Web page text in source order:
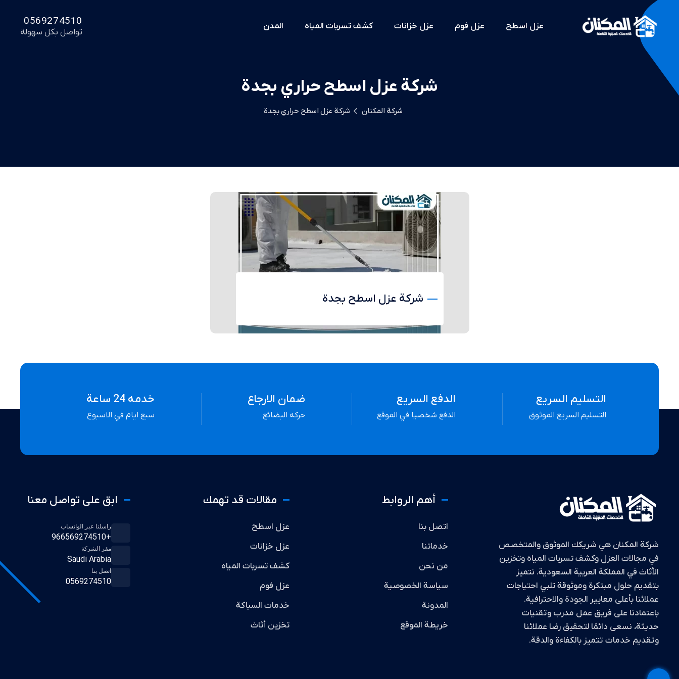
عزل اسطح عزل فوم عزل خزانات كشف تسربات المياه المدن 0569274510
تواصل بكل سهولة
شركة عزل اسطح حراري بجدة
شركة المكنان شركة عزل اسطح حراري بجدة
شركة عزل اسطح بجدة
التسليم السريع
التسليم السريع الموثوق
الدفع السريع
الدفع شخصيا في الموقع
ضمان الارجاع
حركه البضائع
خدمه 24 ساعة
سبع ايام في الاسبوع
شركة المكنان هي شريكك الموثوق والمتخصص
في مجالات العزل وكشف تسربات المياه وتخزين
الأثاث في المملكة العربية السعودية. نتميز
بتقديم حلول مبتكرة وموثوقة تلبي احتياجات
عملائنا بأعلى معايير الجودة والاحترافية.
باعتمادنا على فريق عمل مدرب وتقنيات
حديثة، نسعى دائمًا لتحقيق رضا عملائنا
وتقديم خدمات تتميز بالكفاءة والدقة.
أهم الروابط
اتصل بنا
خدماتنا
من نحن
سياسة الخصوصية
المدونة
خريطة الموقع
مقالات قد تهمك
عزل اسطح
عزل خزانات
كشف تسربات المياه
عزل فوم
خدمات السباكة
تخزين أثاث
ابق على تواصل معنا
راسلنا عبر الواتساب
+966569274510
مقر الشركة
Saudi Arabia
اتصل بنا
0569274510